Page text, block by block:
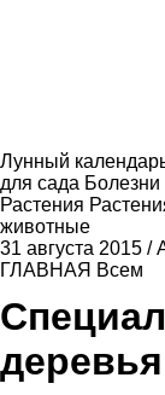
Лунный
для сада Болезни
Растения
животные
31 августа 2015 /
ГЛАВНАЯ Всем